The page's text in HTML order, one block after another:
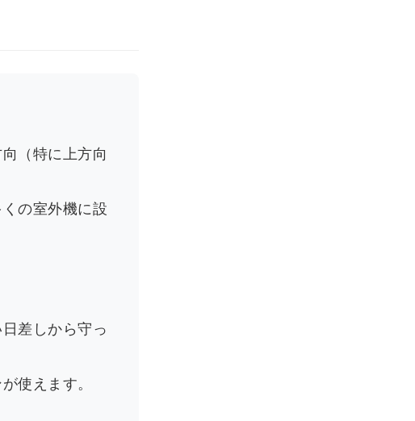
（特に上方向
の室外機に設
差しから守っ
使えます。